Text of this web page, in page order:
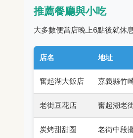
推薦餐廳與小吃
大多數便當店晚上6點後就休
店名 地址
奮起湖大飯店 嘉義縣竹
老街豆花店 奮起湖老
炭烤甜甜圈 老街中段